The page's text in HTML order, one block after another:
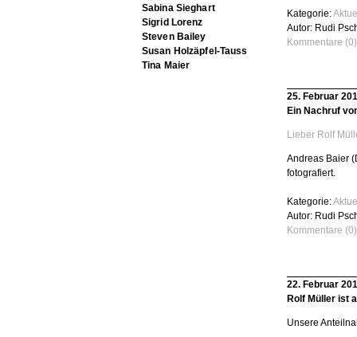
Kategorie:
Autor: Rudi
Kommentare (0)
25. Februar
Ein Nachruf
Lieber Rolf
Andreas Baier
fotografiert.
Kategorie:
Autor: Rudi
Kommentare (0)
22. Februar
Rolf Müller ist
Unsere
Sabina Sieghart
Sigrid Lorenz
Steven Bailey
Susan Holzäpfel-Tauss
Tina Maier